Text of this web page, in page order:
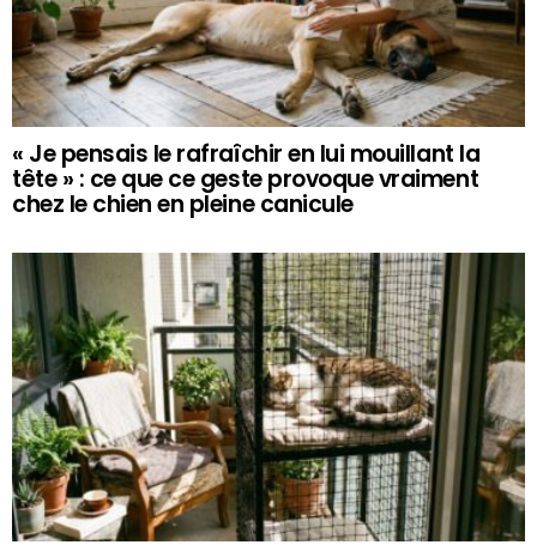
« Je pensais le rafraîchir en lui mouillant la
tête » : ce que ce geste provoque vraiment
chez le chien en pleine canicule